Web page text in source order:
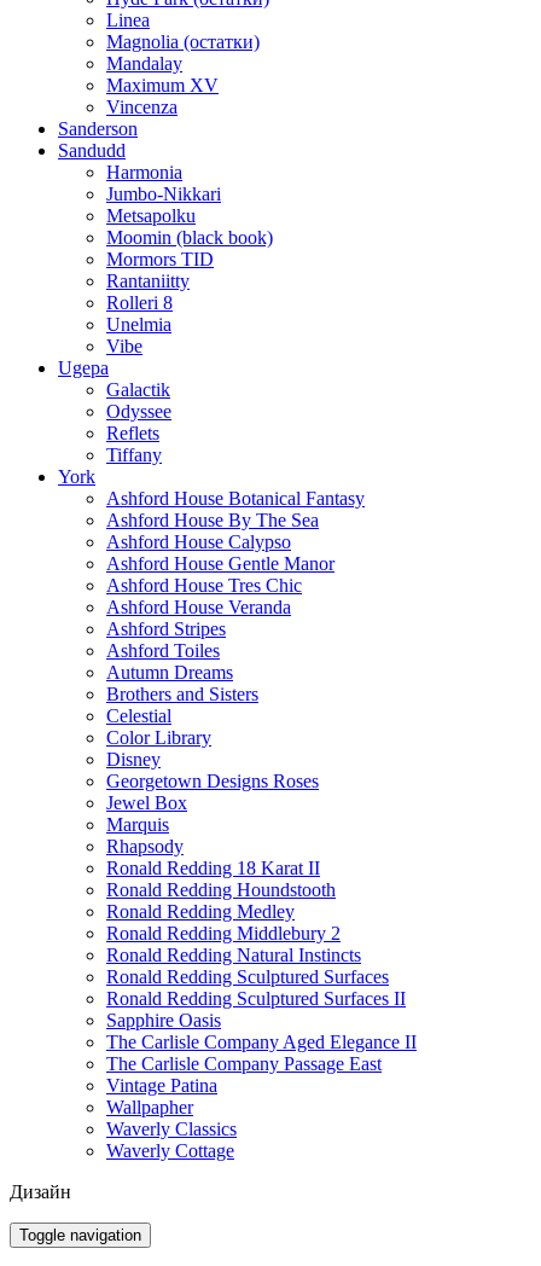
Linea
Magnolia (остатки)
Mandalay
Maximum XV
Vincenza
Sanderson
Sandudd
Harmonia
Jumbo-Nikkari
Metsapolku
Moomin (black book)
Mormors TID
Rantaniitty
Rolleri 8
Unelmia
Vibe
Ugepa
Galactik
Odyssee
Reflets
Tiffany
York
Ashford House Botanical Fantasy
Ashford House By The Sea
Ashford House Calypso
Ashford House Gentle Manor
Ashford House Tres Chic
Ashford House Veranda
Ashford Stripes
Ashford Toiles
Autumn Dreams
Brothers and Sisters
Celestial
Color Library
Disney
Georgetown Designs Roses
Jewel Box
Marquis
Rhapsody
Ronald Redding 18 Karat II
Ronald Redding Houndstooth
Ronald Redding Medley
Ronald Redding Middlebury 2
Ronald Redding Natural Instincts
Ronald Redding Sculptured Surfaces
Ronald Redding Sculptured Surfaces II
Sapphire Oasis
The Carlisle Company Aged Elegance II
The Carlisle Company Passage East
Vintage Patina
Wallpapher
Waverly Classics
Waverly Cottage
Дизайн
Toggle navigation